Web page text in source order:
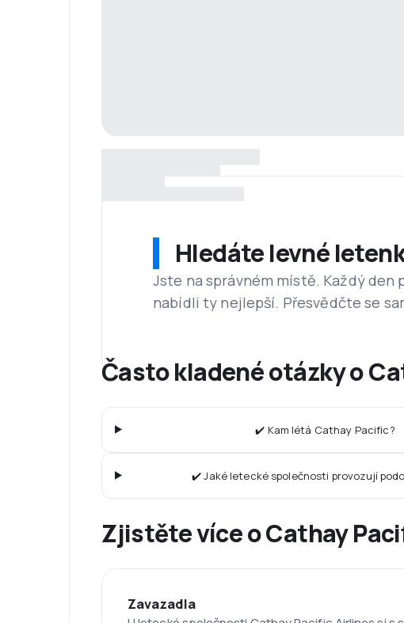
Hledáte levné
Jste na správném místě. Každý den
nabídli ty nejlepší. Přesvědčte se
Často kladené otázky o
✔️ Kam létá Cathay Pacific?
✔️ Jaké letecké společnosti provozují
Zjistěte více o Cathay
Zavazadla